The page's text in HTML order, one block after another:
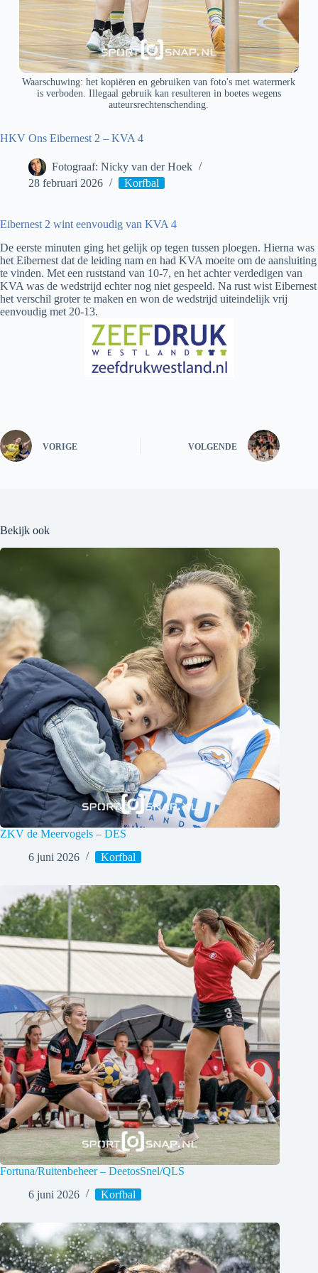
Waarschuwing: het kopiëren en gebruiken van foto's met watermerk
is verboden. Illegaal gebruik kan resulteren in boetes wegens
auteursrechtenschending.
HKV Ons Eibernest 2 – KVA 4
Fotograaf: Nicky van der Hoek
28 februari 2026
Korfbal
Eibernest 2 wint eenvoudig van KVA 4
De eerste minuten ging het gelijk op tegen tussen ploegen. Hierna was
het Eibernest dat de leiding nam en had KVA moeite om de aansluiting
te vinden. Met een ruststand van 10-7, en het achter verdedigen van
KVA was de wedstrijd echter nog niet gespeeld. Na rust wist Eibernest
het verschil groter te maken en won de wedstrijd uiteindelijk vrij
eenvoudig met 20-13.
VORIGE VOLGENDE
Bekijk ook
ZKV de Meervogels – DES
6 juni 2026
Korfbal
Fortuna/Ruitenbeheer – DeetosSnel/QLS
6 juni 2026
Korfbal